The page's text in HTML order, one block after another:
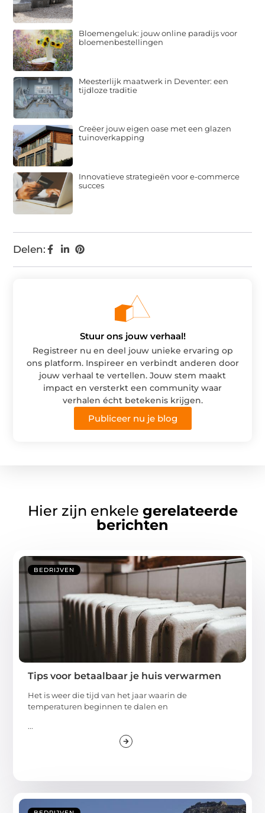
Delen:
Bloemengeluk: jouw online paradijs voor
bloemenbestellingen
Meesterlijk maatwerk in Deventer: een
tijdloze traditie
Creëer jouw eigen oase met een glazen
tuinoverkapping
Innovatieve strategieën voor e-commerce
succes
Stuur ons jouw verhaal!
Registreer nu en deel jouw unieke ervaring op
ons platform. Inspireer en verbindt anderen door
jouw verhaal te vertellen. Jouw stem maakt
impact en versterkt een community waar
verhalen écht betekenis krijgen.
Publiceer nu je blog
Hier zijn enkele gerelateerde
berichten
BEDRIJVEN
Tips voor betaalbaar je huis verwarmen
Het is weer die tijd van het jaar waarin de
temperaturen beginnen te dalen en
...